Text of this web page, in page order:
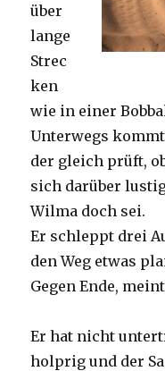
über
lange
Strec
ken
wie in einer
Unterwegs
der gleich prüft,
sich darüber
Wilma doch sei.
Er schleppt drei
den Weg etwas
Gegen Ende,
Er hat nicht
holprig und der